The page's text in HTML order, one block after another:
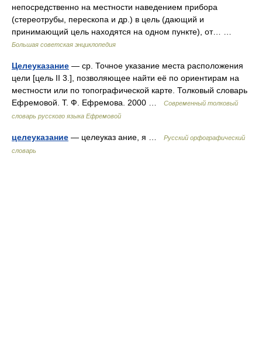
непосредственно на местности наведением прибора
(стереотрубы, перескопа и др.) в цель (дающий и
принимающий цель находятся на одном пункте), от… …
Большая советская энциклопедия
Целеуказание — ср. Точное указание места расположения
цели [цель II 3.], позволяющее найти её по ориентирам на
местности или по топографической карте. Толковый словарь
Ефремовой. Т. Ф. Ефремова. 2000 …
Современный толковый
словарь русского языка Ефремовой
целеуказание — целеуказ ание, я …
Русский орфографический
словарь